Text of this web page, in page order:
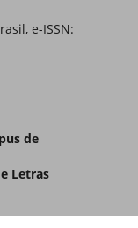
e-ISSN:
de
Letras